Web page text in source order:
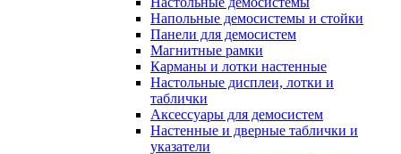
Напольные демосистемы и стойки
Панели для демосистем
Магнитные рамки
Карманы и лотки настенные
Настольные дисплеи, лотки и
таблички
Аксессуары для демосистем
Настенные и дверные таблички и
указатели